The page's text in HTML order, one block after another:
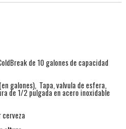
de 10 galones de capacidad
galones), Tapa, valvula de esfera,
de 1/2 pulgada en acero inoxidable
cerveza